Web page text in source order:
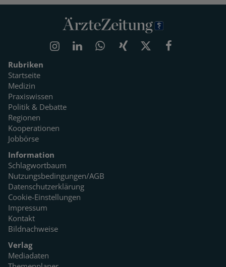
Rubriken
Startseite
Medizin
Praxiswissen
Politik & Debatte
Regionen
Kooperationen
Jobbörse
Information
Schlagwortbaum
Nutzungsbedingungen/AGB
Datenschutzerklärung
Cookie-Einstellungen
Impressum
Kontakt
Bildnachweise
Verlag
Mediadaten